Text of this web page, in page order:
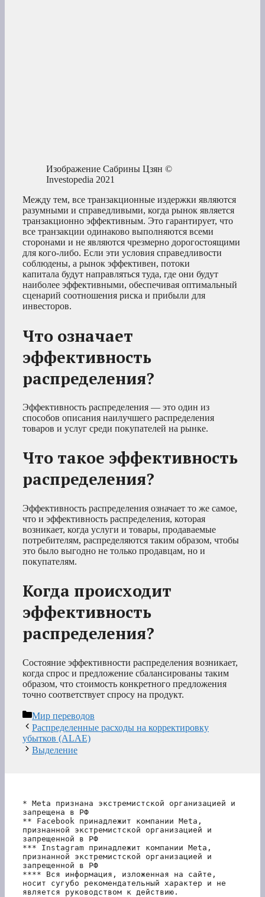
Изображение Сабрины Цзян ©
Investopedia 2021
Между тем, все транзакционные издержки являются
разумными и справедливыми, когда рынок является
транзакционно эффективным. Это гарантирует, что
все транзакции одинаково выполняются всеми
сторонами и не являются чрезмерно дорогостоящими
для кого-либо. Если эти условия справедливости
соблюдены, а рынок эффективен, потоки
капитала будут направляться туда, где они будут
наиболее эффективными, обеспечивая оптимальный
сценарий соотношения риска и прибыли для
инвесторов.
Что означает
эффективность
распределения?
Эффективность распределения — это один из
способов описания наилучшего распределения
товаров и услуг среди покупателей на рынке.
Что такое эффективность
распределения?
Эффективность распределения означает то же самое,
что и эффективность распределения, которая
возникает, когда услуги и товары, продаваемые
потребителям, распределяются таким образом, чтобы
это было выгодно не только продавцам, но и
покупателям.
Когда происходит
эффективность
распределения?
Состояние эффективности распределения возникает,
когда спрос и предложение сбалансированы таким
образом, что стоимость конкретного предложения
точно соответствует спросу на продукт.
Рубрики
Мир переводов
Распределенные расходы на корректировку
убытков (ALAE)
Выделение
* Meta признана экстремистской организацией и
запрещена в РФ
** Facebook принадлежит компании Meta,
признанной экстремистской организацией и
запрещенной в РФ
*** Instagram принадлежит компании Meta,
признанной экстремистской организацией и
запрещенной в РФ
**** Вся информация, изложенная на сайте,
носит сугубо рекомендательный характер и не
является руководством к действию.